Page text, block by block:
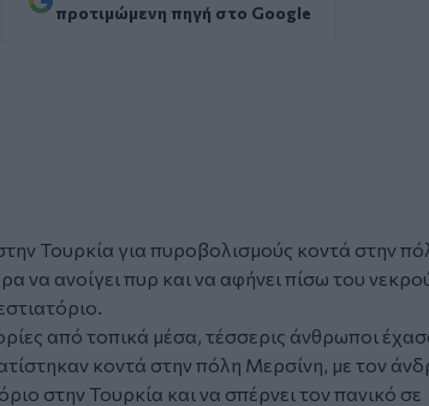
προτιμώμενη πηγή στο Google
Τουρκία για πυροβολισμούς κοντά στην
να ανοίγει πυρ και να αφήνει πίσω του
από τοπικά μέσα, τέσσερις άνθρωποι
κοντά στην πόλη Μερσίνη, με τον
στην Τουρκία και να σπέρνει τον πανικό σε